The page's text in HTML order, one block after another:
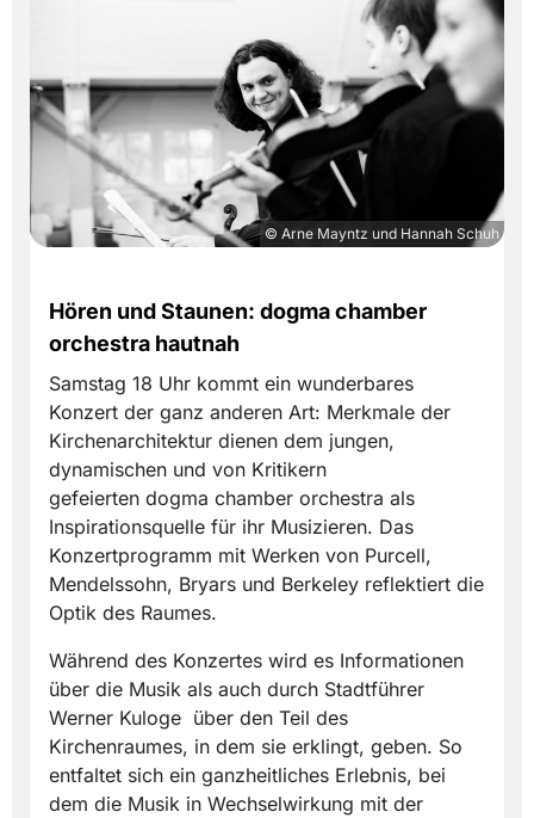
© Arne Mayntz und Hannah Schuh
Hören und Staunen: dogma chamber
orchestra hautnah
Samstag 18 Uhr kommt ein wunderbares
Konzert der ganz anderen Art: Merkmale der
Kirchenarchitektur dienen dem jungen,
dynamischen und von Kritikern
gefeierten dogma chamber orchestra als
Inspirationsquelle für ihr Musizieren. Das
Konzertprogramm mit Werken von Purcell,
Mendelssohn, Bryars und Berkeley reflektiert die
Optik des Raumes.
Während des Konzertes wird es Informationen
über die Musik als auch durch Stadtführer
Werner Kuloge über den Teil des
Kirchenraumes, in dem sie erklingt, geben. So
entfaltet sich ein ganzheitliches Erlebnis, bei
dem die Musik in Wechselwirkung mit der